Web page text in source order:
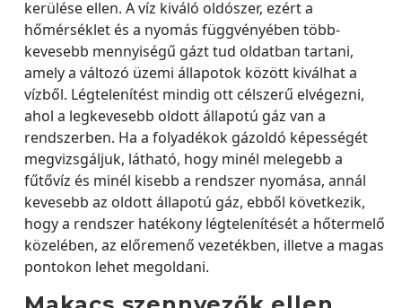
kerülése ellen. A víz kiváló oldószer, ezért a
hőmérséklet és a nyomás függvényében több-
kevesebb mennyiségű gázt tud oldatban tartani,
amely a változó üzemi állapotok között kiválhat a
vízből. Légtelenítést mindig ott célszerű elvégezni,
ahol a legkevesebb oldott állapotú gáz van a
rendszerben. Ha a folyadékok gázoldó képességét
megvizsgáljuk, látható, hogy minél melegebb a
fűtővíz és minél kisebb a rendszer nyomása, annál
kevesebb az oldott állapotú gáz, ebből következik,
hogy a rendszer hatékony légtelenítését a hőtermelő
közelében, az előremenő vezetékben, illetve a magas
pontokon lehet megoldani.